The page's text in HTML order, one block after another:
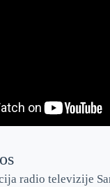
radio televizije